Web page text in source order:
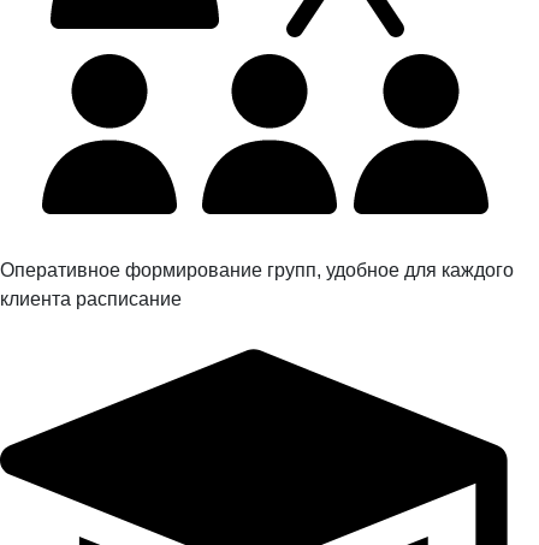
Оперативное формирование групп, удобное для каждого
клиента расписание